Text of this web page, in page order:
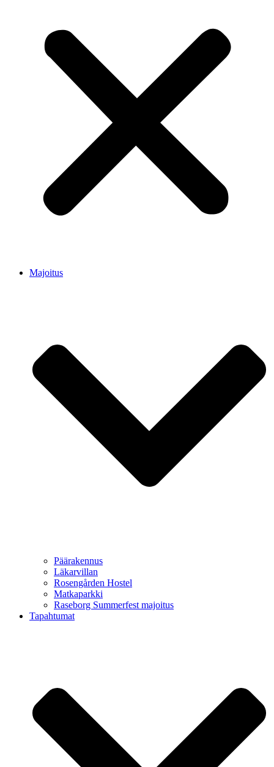
Majoitus
Päärakennus
Läkarvillan
Rosengården Hostel
Matkaparkki
Raseborg Summerfest majoitus
Tapahtumat